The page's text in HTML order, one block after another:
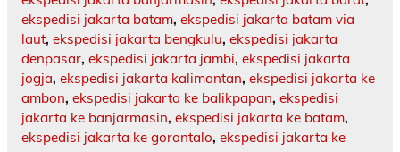
ekspedisi jakarta batam, ekspedisi jakarta batam via
laut, ekspedisi jakarta bengkulu, ekspedisi jakarta
denpasar, ekspedisi jakarta jambi, ekspedisi jakarta
jogja, ekspedisi jakarta kalimantan, ekspedisi jakarta ke
ambon, ekspedisi jakarta ke balikpapan, ekspedisi
jakarta ke banjarmasin, ekspedisi jakarta ke batam,
ekspedisi jakarta ke gorontalo, ekspedisi jakarta ke